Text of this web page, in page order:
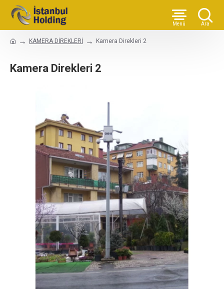
KAMERA DİREKLERİ Kamera Direkleri 2
Kamera Direkleri 2